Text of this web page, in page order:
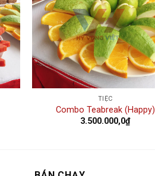
TIỆC
Combo Teabreak (Happy)
3.500.000,0₫